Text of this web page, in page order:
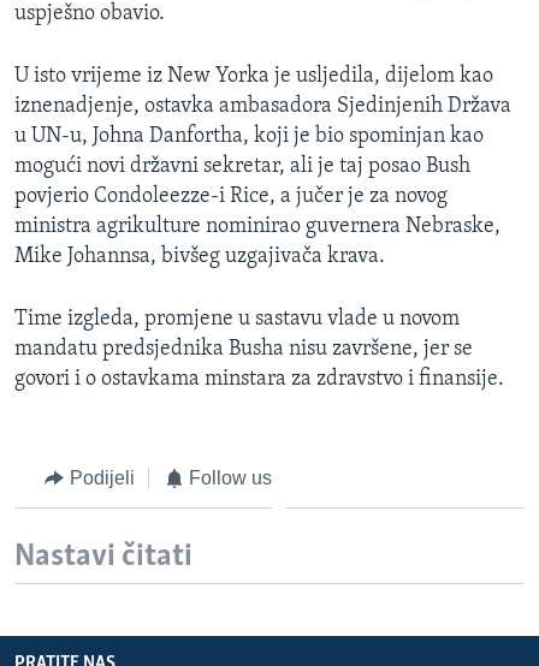
uspješno obavio.
U isto vrijeme iz New Yorka je usljedila, dijelom kao
iznenadjenje, ostavka ambasadora Sjedinjenih Država
u UN-u, Johna Danfortha, koji je bio spominjan kao
mogući novi državni sekretar, ali je taj posao Bush
povjerio Condoleezze-i Rice, a jučer je za novog
ministra agrikulture nominirao guvernera Nebraske,
Mike Johannsa, bivšeg uzgajivača krava.
Time izgleda, promjene u sastavu vlade u novom
mandatu predsjednika Busha nisu završene, jer se
govori i o ostavkama minstara za zdravstvo i finansije.
Podijeli Follow us
Nastavi čitati